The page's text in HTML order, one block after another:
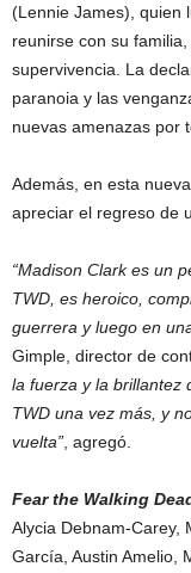
(Lennie James), quien
reunirse con su
supervivencia. La
paranoia y las
nuevas amenazas por
Además, en esta
apreciar el regreso de
“Madison Clark es un
TWD, es heroico,
guerrera y luego en
Gimple, director de
la fuerza y la brillantez
TWD una vez más, y
vuelta” , agregó.
Fear the Walking
Alycia Debnam-Carey,
García, Austin Amelio,